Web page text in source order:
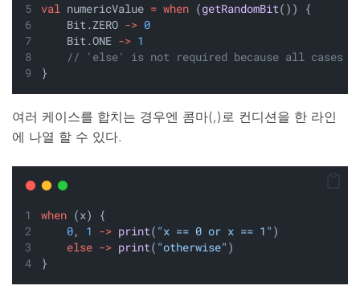
val numericValue = when (getRandomBit()) {
    Bit.ZERO
-> 0
    Bit.ONE
-> 1
// 'else' is not required because all cases
}
여러 케이스를 합치는 경우엔 콤마(,)로 컨디션을 한 라인
에 나열 할 수 있다.
when (x) {
0, 1 -> print( "x == 0 or x == 1" )
else -> print( "otherwise" )
}